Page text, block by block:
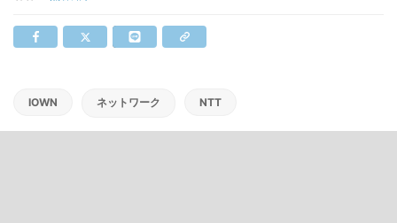
IOWN ネットワーク NTT